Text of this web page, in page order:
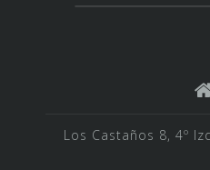
Los Castaños 8, 4º